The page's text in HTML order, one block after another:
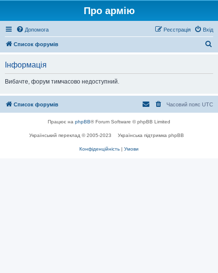
Про армію
Допомога Вхід
Реєстрація
Список форумів
Інформація
Вибачте, форум тимчасово недоступний.
Список форумів Часовий пояс UTC
Працює на phpBB® Forum Software © phpBB Limited
Український переклад © 2005-2023 Українська підтримка phpBB
Конфіденційність | Умови